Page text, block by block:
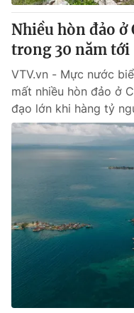
® Cấm sao chép dưới mọi
thuận bằng văn bản. Ghi
thông tin từ website này.
Nhiều hòn đảo ở
trong 30 năm tới
VTV.vn - Mực nước
mất nhiều hòn đảo ở
đạo lớn khi hàng tỷ